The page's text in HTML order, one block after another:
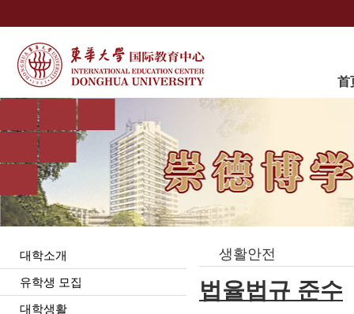
首
대학소개
유학생 모집
대학생활
생활안전
법율법규 준수